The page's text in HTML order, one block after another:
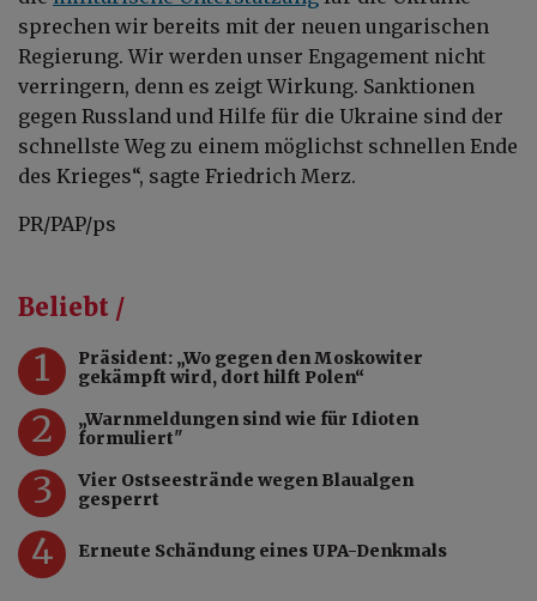
sprechen wir bereits mit der neuen ungarischen
Regierung. Wir werden unser Engagement nicht
verringern, denn es zeigt Wirkung. Sanktionen
gegen Russland und Hilfe für die Ukraine sind der
schnellste Weg zu einem möglichst schnellen Ende
des Krieges“, sagte Friedrich Merz.
PR/PAP/ps
Beliebt /
1
Präsident: „Wo gegen den Moskowiter
gekämpft wird, dort hilft Polen“
2
„Warnmeldungen sind wie für Idioten
formuliert"
3
Vier Ostseestrände wegen Blaualgen
gesperrt
4 Erneute Schändung eines UPA-Denkmals